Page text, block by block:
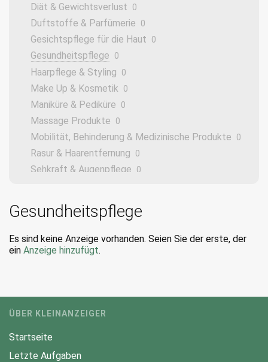
Diät & Gewichtsverlust 0
Duftstoffe & Parfümerie 0
Gesichtspflege für die Haut 0
Gesundheitspflege 0
Haarpflege & Styling 0
Make Up & Kosmetik 0
Maniküre & Pediküre 0
Massage Produkte 0
Mobilität, Behinderung & Medizinische Produkte 0
Rasur & Haarentfernung 0
Sehkraft & Augenpflege 0
Tattoo & Body Art
Vitamine & Nahrungsergänzungsmittel
Zahnpflege 0
Gesundheitspflege
Es sind keine Anzeige vorhanden. Seien Sie der erste, der
ein Anzeige hinzufügt.
ÜBER KLEINANZEIGER
Startseite
Letzte Aufgaben